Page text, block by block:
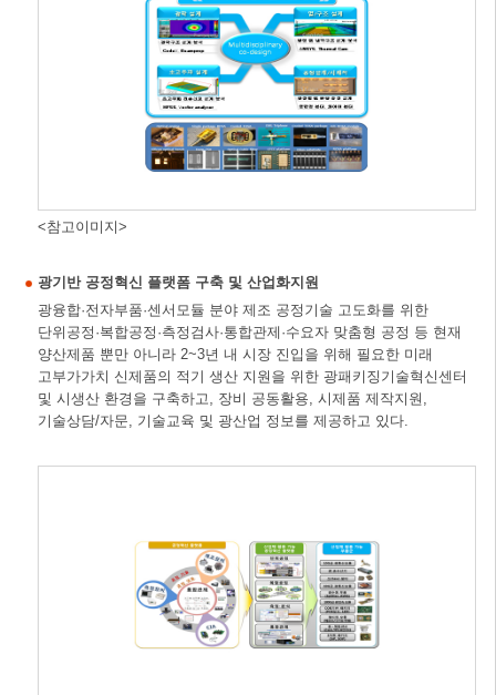
<참고이미지>
광기반 공정혁신 플랫폼 구축 및 산업화지원
광융합·전자부품·센서모듈 분야 제조 공정기술 고도화를 위한
단위공정·복합공정·측정검사·통합관제·수요자 맞춤형 공정 등 현재
양산제품 뿐만 아니라 2~3년 내 시장 진입을 위해 필요한 미래
고부가가치 신제품의 적기 생산 지원을 위한 광패키징기술혁신센터
및 시생산 환경을 구축하고, 장비 공동활용, 시제품 제작지원,
기술상담/자문, 기술교육 및 광산업 정보를 제공하고 있다.